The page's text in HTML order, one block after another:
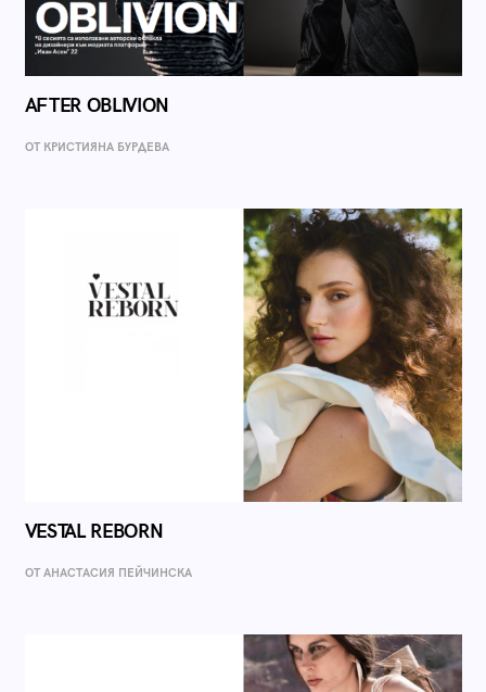
AFTER OBLIVION
ОТ КРИСТИЯНА БУРДЕВА
VESTAL REBORN
ОТ AНАСТАСИЯ ПЕЙЧИНСКА